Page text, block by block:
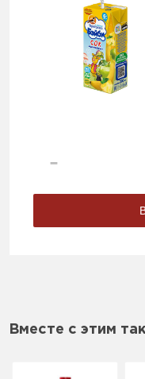
Вместе с этим